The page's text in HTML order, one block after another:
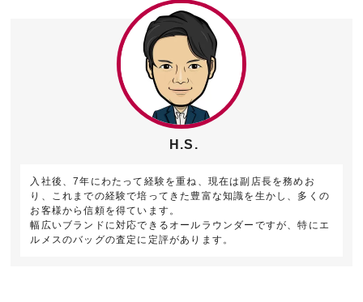
H.S.
入社後、7年にわたって経験を重ね、現在は副店長を務めお
り、これまでの経験で培ってきた豊富な知識を生かし、多くの
お客様から信頼を得ています。
幅広いブランドに対応できるオールラウンダーですが、特にエ
ルメスのバッグの査定に定評があります。